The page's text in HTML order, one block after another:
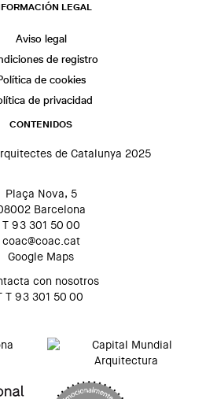
LEGAL
Aviso legal
de registro
de cookies
de privacidad
CONTENIDOS
de Catalunya 2025
Plaça Nova, 5
Barcelona
T 93 301 50 00
coac@coac.cat
Google Maps
con nosotros
T 93 301 50 00